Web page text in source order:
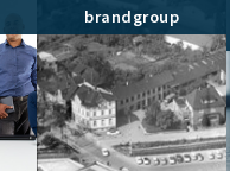
brandgroup